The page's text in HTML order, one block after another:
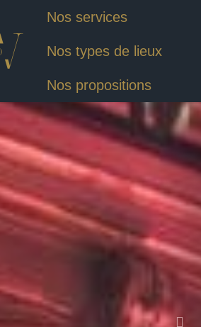
Nos services
Nos types de lieux
Nos propositions